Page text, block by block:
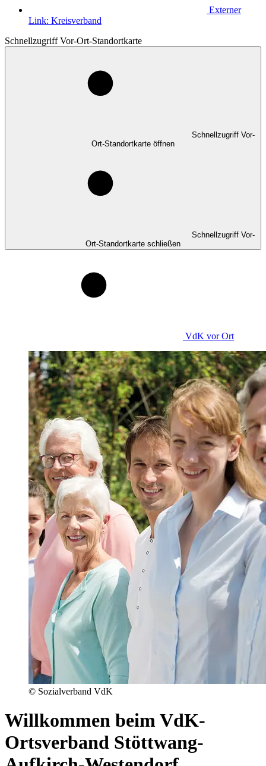
Externer
Link: Kreisverband
Schnellzugriff Vor-Ort-Standortkarte
Schnellzugriff Vor-
Ort-Standortkarte öffnen
Schnellzugriff Vor-
Ort-Standortkarte schließen
VdK vor Ort
© Sozialverband VdK
Willkommen beim VdK-
Ortsverband Stöttwang-